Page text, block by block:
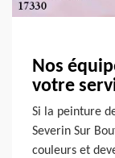
Nos
votre
Si la peinture
Severin Sur
couleurs et